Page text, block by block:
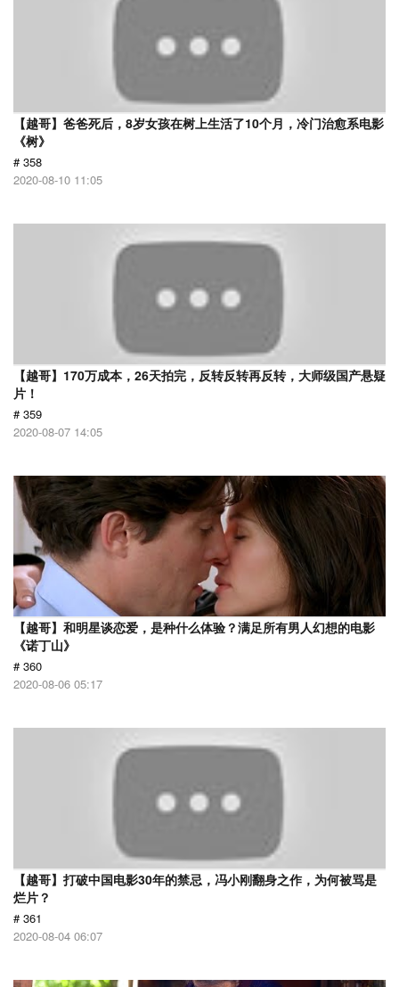
【越哥】爸爸死后，8岁女孩在树上生活了10个月，冷门治愈系电影
《树》
# 358
2020-08-10 11:05
【越哥】170万成本，26天拍完，反转反转再反转，大师级国产悬疑
片！
# 359
2020-08-07 14:05
【越哥】和明星谈恋爱，是种什么体验？满足所有男人幻想的电影
《诺丁山》
# 360
2020-08-06 05:17
【越哥】打破中国电影30年的禁忌，冯小刚翻身之作，为何被骂是
烂片？
# 361
2020-08-04 06:07